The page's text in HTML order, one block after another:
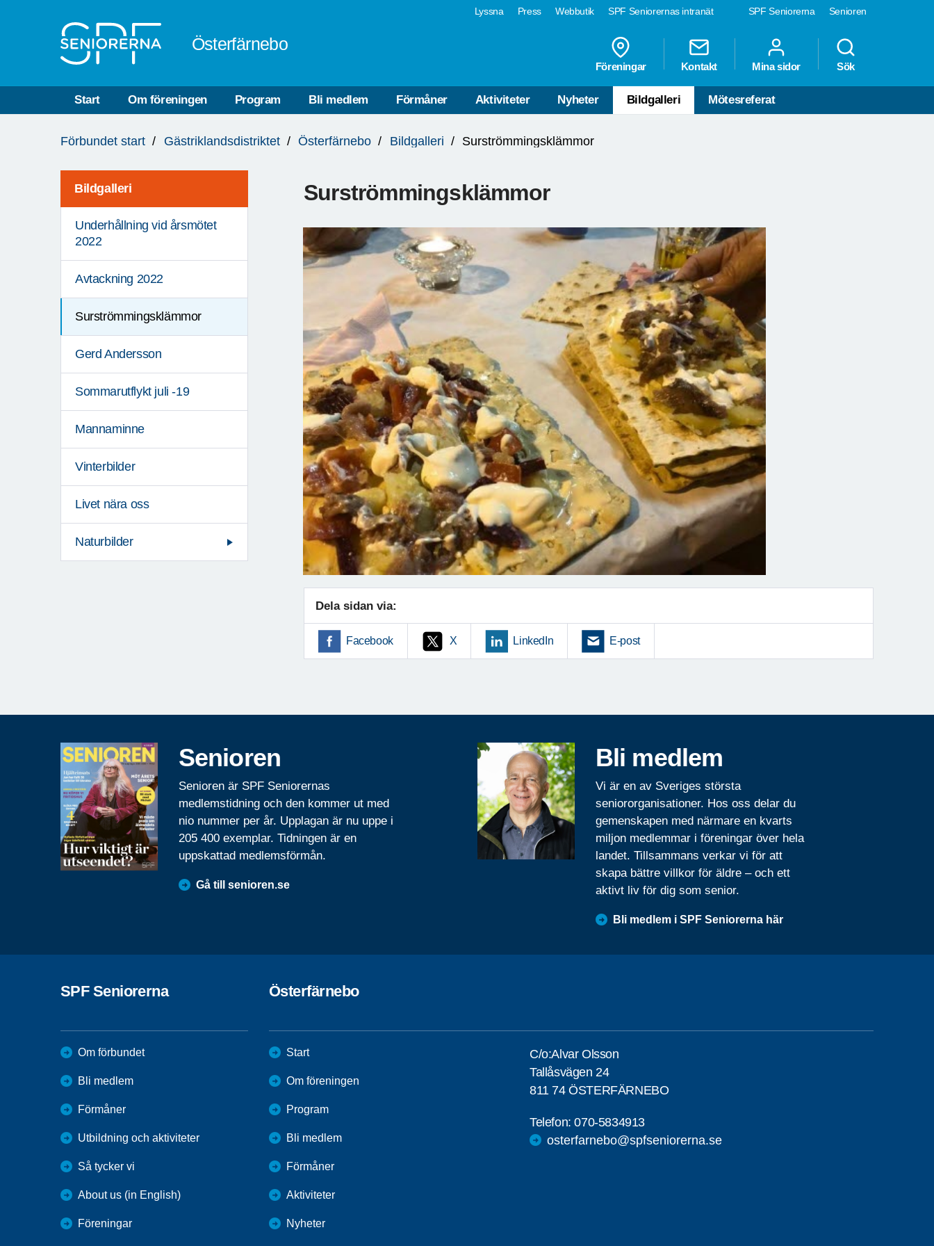
SPF Seniorerna Senioren
Lyssna Press Webbutik SPF Seniorernas intranät
Österfärnebo
Föreningar Kontakt Mina sidor Sök
Start Om föreningen Program Bli medlem Förmåner Aktiviteter Nyheter Bildgalleri Mötesreferat
är
Förbundet start Gästriklandsdistriktet Österfärnebo Bildgalleri Surströmmingsklämmor
Bildgalleri
Underhållning vid årsmötet
2022
Avtackning 2022
Surströmmingsklämmor
Gerd Andersson
Sommarutflykt juli -19
Mannaminne
Vinterbilder
Livet nära oss
Naturbilder
Surströmmingsklämmor
Dela sidan via:
Facebook X LinkedIn E-post
Senioren
Senioren är SPF Seniorernas
medlemstidning och den kommer ut med
nio nummer per år. Upplagan är nu uppe i
205 400 exemplar. Tidningen är en
uppskattad medlemsförmån.
Gå till senioren.se
Bli medlem
Vi är en av Sveriges största
seniororganisationer. Hos oss delar du
gemenskapen med närmare en kvarts
miljon medlemmar i föreningar över hela
landet. Tillsammans verkar vi för att
skapa bättre villkor för äldre – och ett
aktivt liv för dig som senior.
Bli medlem i SPF Seniorerna här
SPF Seniorerna
Om förbundet
Bli medlem
Förmåner
Utbildning och aktiviteter
Så tycker vi
About us (in English)
Föreningar
Österfärnebo
Start
Om föreningen
Program
Bli medlem
Förmåner
Aktiviteter
Nyheter
C/o:Alvar Olsson
Tallåsvägen 24
811 74 ÖSTERFÄRNEBO
Telefon:070-5834913
osterfarnebo@spfseniorerna.se